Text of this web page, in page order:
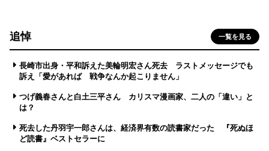
追悼 一覧を見る
長崎市出身・平和訴えた美輪明宏さん死去 ラストメッセージでも
訴え「愛があれば 戦争なんか起こりません」
つげ義春さんと白土三平さん カリスマ漫画家、二人の「違い」と
は？
死去した丹羽宇一郎さんは、経済界有数の読書家だった 『死ぬほ
ど読書』ベストセラーに